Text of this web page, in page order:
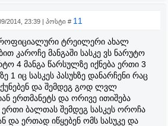
2014, 23:39 | პოსტი # 11
ტრეილერი ახალ
კაროჩე მანგაში სასკე ვს ნარუტო
4 მანგა წარსულზე იქნება ერთი 3
1 იც სასკეს პასუხზე დანარჩენი რაც
და შემდეგ გოდ ლვლ
ერთმანეტს და ორივე ითიშება
ბალთას შემდეგ სასკეს ოროჩა
და ერთად იწყებენ ომს სასუკე და